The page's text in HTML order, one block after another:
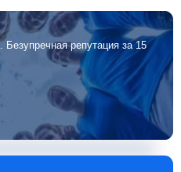
Безупречная репутация за 15